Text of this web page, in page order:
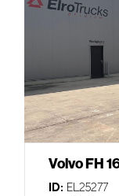
Volvo FH
ID: EL25277